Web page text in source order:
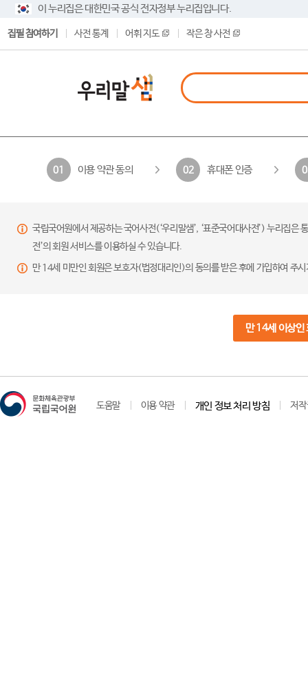
이 누리집은 대한민국 공식 전자정부 누리집입니다.
집필 참여하기 사전 통계 어휘 지도 작은 창 사전
01 이용 약관 동의 02 휴대폰 인증
국립국어원에서 제공하는 국어사전(‘우리말샘’, ‘표준국어대사전’) 누리집
전’의 회원 서비스를 이용하실 수 있습니다.
만 14세 미만인 회원은 보호자(법정대리인)의 동의를 받은 후에 가입하여 주
만 14세 이상인
도움말 이용 약관 개인 정보 처리 방침 저